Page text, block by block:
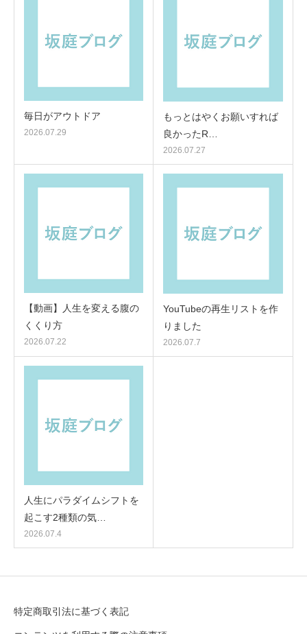
毎日がアウトドア
2026.07.29
もっとはやくお願いすれば
良かったR…
2026.07.27
【動画】人生を変える腹の
くくり方
2026.07.22
YouTubeの再生リストを作
りました
2026.07.7
人生にパラダイムシフトを
起こす2種類の気…
2026.07.4
特定商取引法に基づく表記